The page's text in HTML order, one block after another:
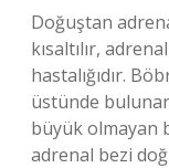
Doğuştan
kısaltılır,
hastalığıdır.
üstünde
büyük olmayan
adrenal bezi